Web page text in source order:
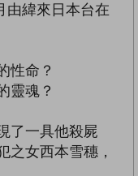
由緯來日本台在
性命？
靈魂？
了一具他殺屍
之女西本雪穗，